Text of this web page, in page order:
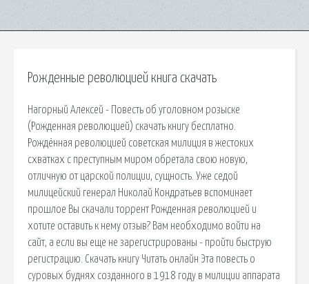
Рожденные революцией книга скачать
Нагорный Алексей - Повесть об уголовном розыске
(Рожденная революцией) скачать книгу бесплатно.
Рождённая революцией советская милиция в жестоких
схватках с преступным миром обретала свою новую,
отличную от царской полиции, сущность. Уже седой
милицейский генерал Николай Кондратьев вспоминает
прошлое Вы скачали торрент Рожденная революцией и
хотите оставить к нему отзыв? Вам необходимо войти на
сайт, а если вы еще не зарегистрированы - пройти быструю
регистрацию. Скачать книгу Читать онлайн Эта повесть о
суровых буднях созданного в 1918 году в милиции аппарата